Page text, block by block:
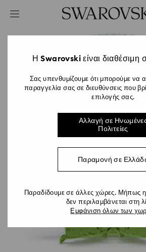
Accesskeys list
2 - Υποσέλιδο
Η Swarovski είναι διαθέσιμη
Σας υπενθυμίζουμε ότι μπορούμε να
παραγγελία σας σε διευθύνσεις που
επιλογής σας.
Αλλαγή σε
Πολιτείες
Παραμονή σε
Παραδίδουμε σε άλλες χώρες. Μήπως
δεν περιλαμβάνεται στη
Εμφάνιση όλων των